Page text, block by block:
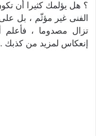
؟ هل يؤلمك كثيرا أن
الفنى غير مؤثّم ، بل
تزال مصدوما ، فأعلم
إنعكاس لمزيد من كذبك .